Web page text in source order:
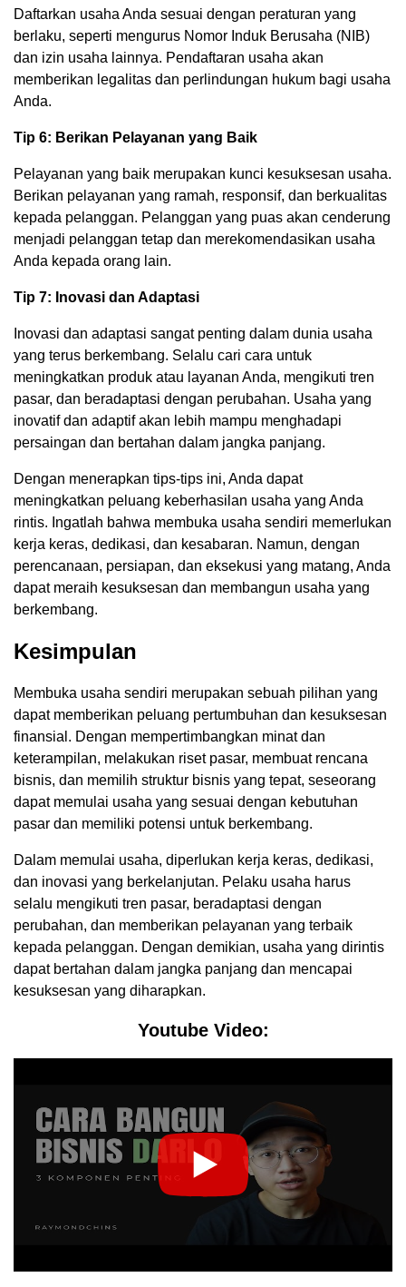
Daftarkan usaha Anda sesuai dengan peraturan yang
berlaku, seperti mengurus Nomor Induk Berusaha (NIB)
dan izin usaha lainnya. Pendaftaran usaha akan
memberikan legalitas dan perlindungan hukum bagi usaha
Anda.
Tip 6: Berikan Pelayanan yang Baik
Pelayanan yang baik merupakan kunci kesuksesan usaha.
Berikan pelayanan yang ramah, responsif, dan berkualitas
kepada pelanggan. Pelanggan yang puas akan cenderung
menjadi pelanggan tetap dan merekomendasikan usaha
Anda kepada orang lain.
Tip 7: Inovasi dan Adaptasi
Inovasi dan adaptasi sangat penting dalam dunia usaha
yang terus berkembang. Selalu cari cara untuk
meningkatkan produk atau layanan Anda, mengikuti tren
pasar, dan beradaptasi dengan perubahan. Usaha yang
inovatif dan adaptif akan lebih mampu menghadapi
persaingan dan bertahan dalam jangka panjang.
Dengan menerapkan tips-tips ini, Anda dapat
meningkatkan peluang keberhasilan usaha yang Anda
rintis. Ingatlah bahwa membuka usaha sendiri memerlukan
kerja keras, dedikasi, dan kesabaran. Namun, dengan
perencanaan, persiapan, dan eksekusi yang matang, Anda
dapat meraih kesuksesan dan membangun usaha yang
berkembang.
Kesimpulan
Membuka usaha sendiri merupakan sebuah pilihan yang
dapat memberikan peluang pertumbuhan dan kesuksesan
finansial. Dengan mempertimbangkan minat dan
keterampilan, melakukan riset pasar, membuat rencana
bisnis, dan memilih struktur bisnis yang tepat, seseorang
dapat memulai usaha yang sesuai dengan kebutuhan
pasar dan memiliki potensi untuk berkembang.
Dalam memulai usaha, diperlukan kerja keras, dedikasi,
dan inovasi yang berkelanjutan. Pelaku usaha harus
selalu mengikuti tren pasar, beradaptasi dengan
perubahan, dan memberikan pelayanan yang terbaik
kepada pelanggan. Dengan demikian, usaha yang dirintis
dapat bertahan dalam jangka panjang dan mencapai
kesuksesan yang diharapkan.
Youtube Video: